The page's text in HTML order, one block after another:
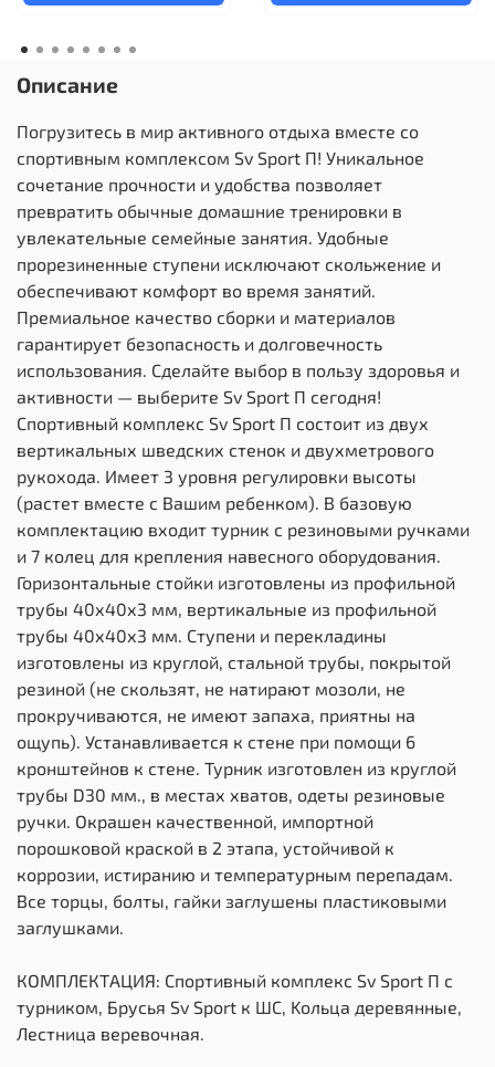
Описание
Погрузитесь в мир активного отдыха вместе со
спортивным комплексом Sv Sport П! Уникальное
сочетание прочности и удобства позволяет
превратить обычные домашние тренировки в
увлекательные семейные занятия. Удобные
прорезиненные ступени исключают скольжение и
обеспечивают комфорт во время занятий.
Премиальное качество сборки и материалов
гарантирует безопасность и долговечность
использования. Сделайте выбор в пользу здоровья и
активности — выберите Sv Sport П сегодня!
Спортивный комплекс Sv Sport П состоит из двух
вертикальных шведских стенок и двухметрового
рукохода. Имеет 3 уровня регулировки высоты
(растет вместе с Вашим ребенком). В базовую
комплектацию входит турник с резиновыми ручками
и 7 колец для крепления навесного оборудования.
Горизонтальные стойки изготовлены из профильной
трубы 40х40х3 мм, вертикальные из профильной
трубы 40х40х3 мм. Ступени и перекладины
изготовлены из круглой, стальной трубы, покрытой
резиной (не скользят, не натирают мозоли, не
прокручиваются, не имеют запаха, приятны на
ощупь). Устанавливается к стене при помощи 6
кронштейнов к стене. Турник изготовлен из круглой
трубы D30 мм., в местах хватов, одеты резиновые
ручки. Окрашен качественной, импортной
порошковой краской в 2 этапа, устойчивой к
коррозии, истиранию и температурным перепадам.
Все торцы, болты, гайки заглушены пластиковыми
заглушками.
КОМПЛЕКТАЦИЯ: Спортивный комплекс Sv Sport П с
турником, Брусья Sv Sport к ШС, Kольца деревянные,
Лестница веревочная.